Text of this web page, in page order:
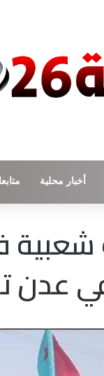
أخبار محلية
عدن